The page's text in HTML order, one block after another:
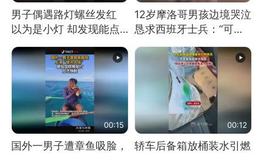
男子偶遇路灯螺丝发红
以为是小灯 却发现能点
燃香烟 当事人：已报警
处理
12岁摩洛哥男孩边境哭泣
恳求西班牙士兵：“可不
可以不要把我遣返回国”
00:15
国外一男子遭章鱼吸脸，
00:12
轿车后备箱放桶装水引燃